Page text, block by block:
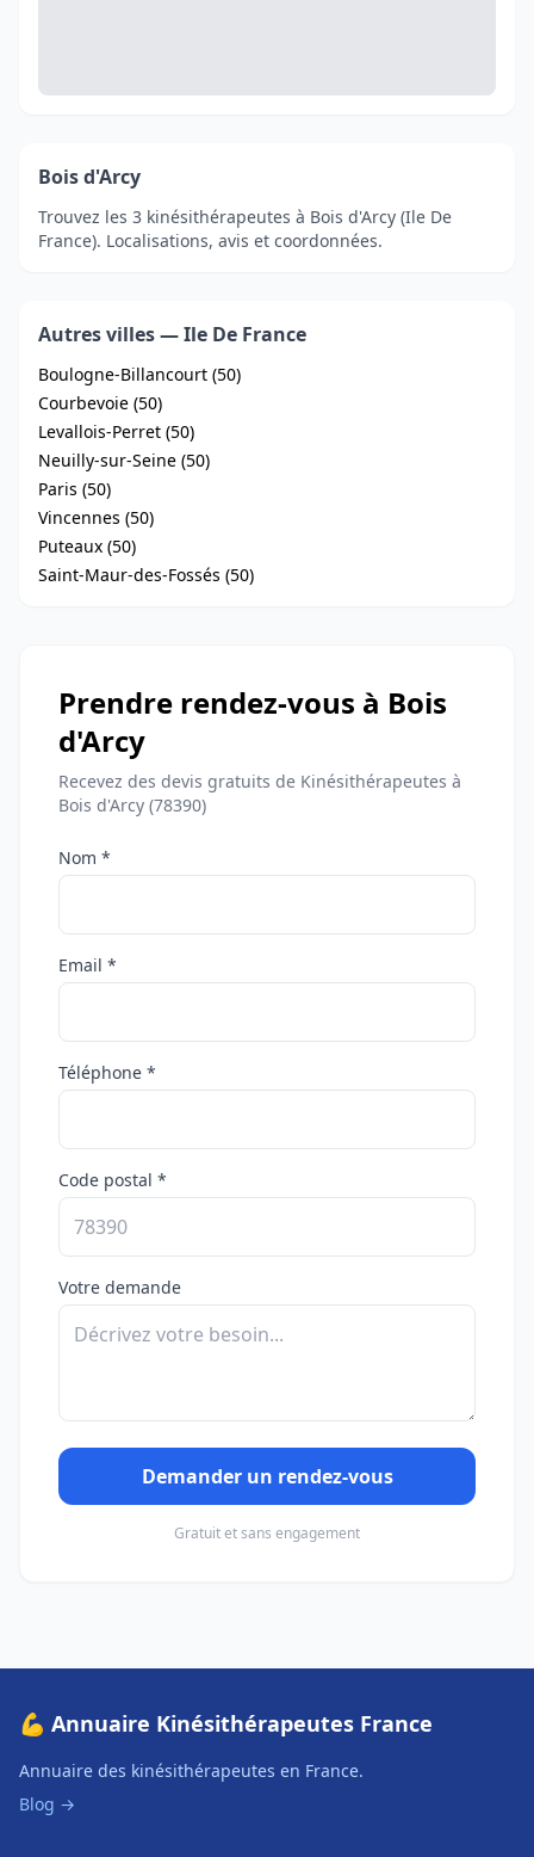
Bois d'Arcy
Trouvez les 3 kinésithérapeutes à Bois d'Arcy (Ile De
France). Localisations, avis et coordonnées.
Autres villes — Ile De France
Boulogne-Billancourt (50)
Courbevoie (50)
Levallois-Perret (50)
Neuilly-sur-Seine (50)
Paris (50)
Vincennes (50)
Puteaux (50)
Saint-Maur-des-Fossés (50)
Prendre rendez-vous à Bois
d'Arcy
Recevez des devis gratuits de Kinésithérapeutes à
Bois d'Arcy (78390)
Nom *
Email *
Téléphone *
Code postal *
Votre demande
Demander un rendez-vous
Gratuit et sans engagement
💪 Annuaire Kinésithérapeutes France
Annuaire des kinésithérapeutes en France.
Blog →